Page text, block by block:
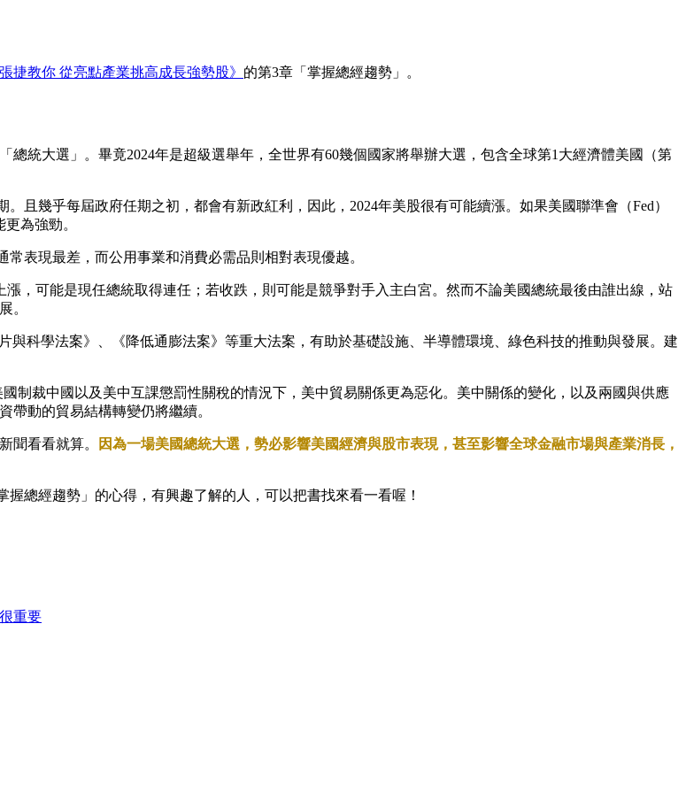
捷教你 從亮點產業挑高成長強勢股》 的第3章「掌握總經趨勢」。
統大選」。畢竟2024年是超級選舉年，全世界有60幾個國家將舉辦大選，包含全球第1大經濟體美國（第
且幾乎每屆政府任期之初，都會有新政紅利，因此，2024年美股很有可能續漲。如果美國聯準會（Fed）
為強勁。
常表現最差，而公用事業和消費必需品則相對表現優越。
，可能是現任總統取得連任；若收跌，則可能是競爭對手入主白宮。然而不論美國總統最後由誰出線，站
。
與科學法案》、《降低通膨法案》等重大法案，有助於基礎設施、半導體環境、綠色科技的推動與發展。建
制裁中國以及美中互課懲罰性關稅的情況下，美中貿易關係更為惡化。美中關係的變化，以及兩國與供應
帶動的貿易結構轉變仍將繼續。
聞看看就算。
因為一場美國總統大選，勢必影響美國經濟與股市表現，甚至影響全球金融市場與產業消長，
總經趨勢」的心得，有興趣了解的人，可以把書找來看一看喔！
重要